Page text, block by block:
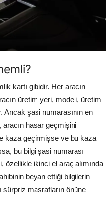
kartı gibidir. Her aracın
üretim yeri, modeli, üretim
Ancak şasi numarasının en
aracın hasar geçmişini
kaza geçirmişse ve bu kaza
bu bilgi şasi numarası
özellikle ikinci el araç alımında
beyan ettiği bilgilerin
sürpriz masrafların önüne